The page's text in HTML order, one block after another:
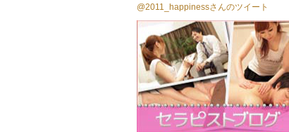
@2011_happinessさんのツイート